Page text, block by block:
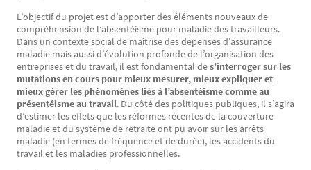
L’objectif du projet est d’apporter des éléments nouveaux de
compréhension de l’absentéisme pour maladie des travailleurs.
Dans un contexte social de maîtrise des dépenses d’assurance
maladie mais aussi d’évolution profonde de l’organisation des
entreprises et du travail, il est fondamental des’interroger sur les
mutations en cours pour mieux mesurer, mieux expliquer et
mieux gérer les phénomènes liés à l’absentéisme comme au
présentéisme au travail. Du côté des politiques publiques, il s’agira
d’estimer les effets que les réformes récentes de la couverture
maladie et du système de retraite ont pu avoir sur les arrêts
maladie (en termes de fréquence et de durée), les accidents du
travail et les maladies professionnelles.